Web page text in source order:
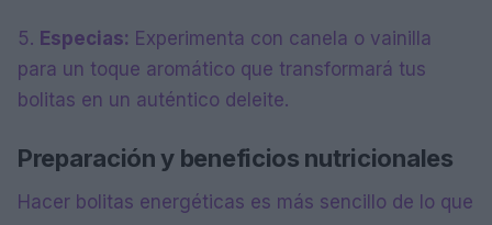
5. Especias: Experimenta con canela o vainilla
para un toque aromático que transformará tus
bolitas en un auténtico deleite.
Preparación y beneficios nutricionales
Hacer bolitas energéticas es más sencillo de lo que